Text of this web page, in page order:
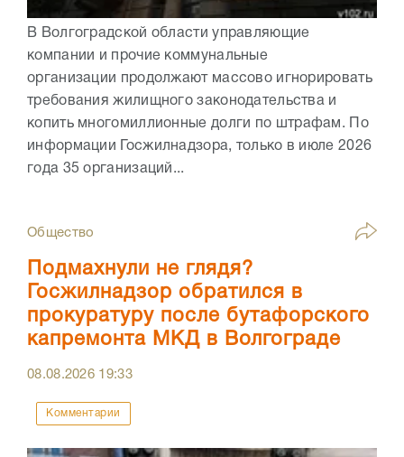
В Волгоградской области управляющие
компании и прочие коммунальные
организации продолжают массово игнорировать
требования жилищного законодательства и
копить многомиллионные долги по штрафам. По
информации Госжилнадзора, только в июле 2026
года 35 организаций...
Общество
Подмахнули не глядя?
Госжилнадзор обратился в
прокуратуру после бутафорского
капремонта МКД в Волгограде
08.08.2026 19:33
Комментарии